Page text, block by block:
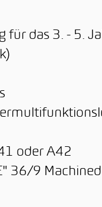
für das 3. - 5.
oder A42
36/9